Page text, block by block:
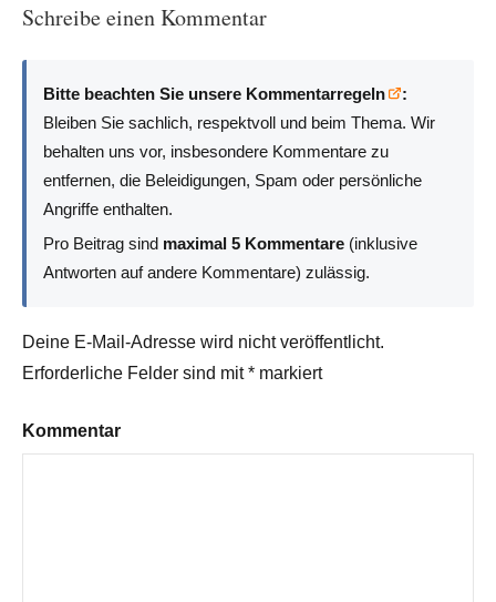
Schreibe einen Kommentar
Bitte beachten Sie unsere Kommentarregeln
:
Bleiben Sie sachlich, respektvoll und beim Thema. Wir
behalten uns vor, insbesondere Kommentare zu
entfernen, die Beleidigungen, Spam oder persönliche
Angriffe enthalten.
Pro Beitrag sind maximal 5 Kommentare (inklusive
Antworten auf andere Kommentare) zulässig.
Deine E-Mail-Adresse wird nicht veröffentlicht.
Erforderliche Felder sind mit* markiert
Kommentar